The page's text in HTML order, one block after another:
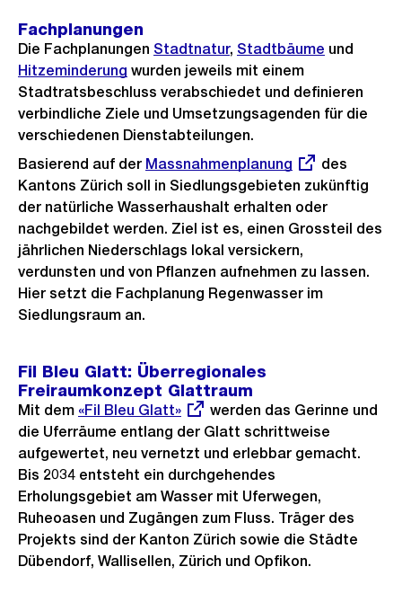
Fachplanungen
Die Fachplanungen Stadtnatur, Stadtbäume und
Hitzeminderung wurden jeweils mit einem
Stadtratsbeschluss verabschiedet und definieren
verbindliche Ziele und Umsetzungsagenden für die
verschiedenen Dienstabteilungen.
Basierend auf der Externer
Link:
Massnahmenplanung
des
Kantons Zürich soll in Siedlungsgebieten zukünftig
der natürliche Wasserhaushalt erhalten oder
nachgebildet werden. Ziel ist es, einen Grossteil des
jährlichen Niederschlags lokal versickern,
verdunsten und von Pflanzen aufnehmen zu lassen.
Hier setzt die Fachplanung Regenwasser im
Siedlungsraum an.
Fil Bleu Glatt: Überregionales
Freiraumkonzept Glattraum
Mit dem Externer
Link:
«Fil Bleu Glatt»
werden das Gerinne und
die Uferräume entlang der Glatt schrittweise
aufgewertet, neu vernetzt und erlebbar gemacht.
Bis 2034 entsteht ein durchgehendes
Erholungsgebiet am Wasser mit Uferwegen,
Ruheoasen und Zugängen zum Fluss. Träger des
Projekts sind der Kanton Zürich sowie die Städte
Dübendorf, Wallisellen, Zürich und Opfikon.